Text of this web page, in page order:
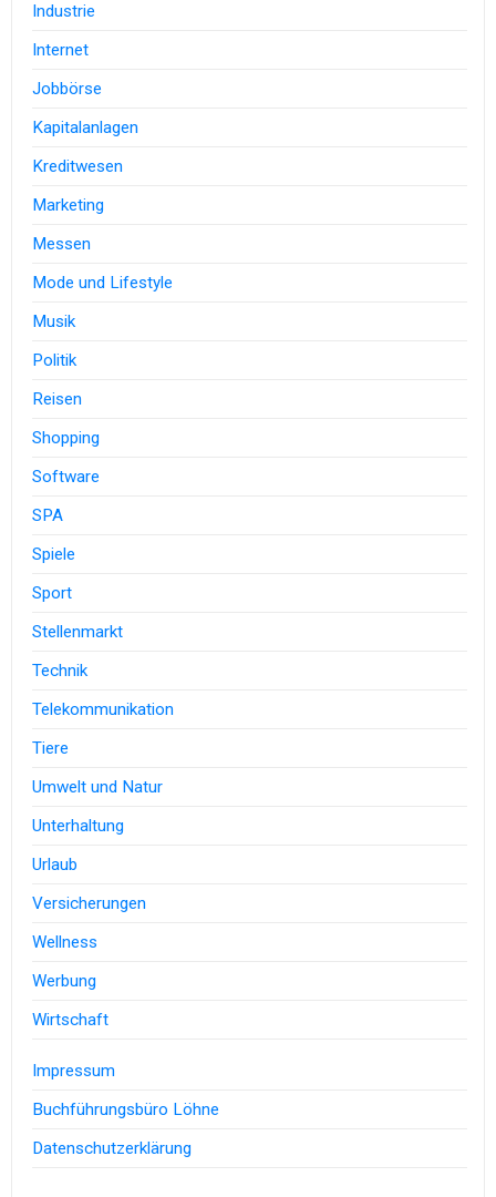
Industrie
Internet
Jobbörse
Kapitalanlagen
Kreditwesen
Marketing
Messen
Mode und Lifestyle
Musik
Politik
Reisen
Shopping
Software
SPA
Spiele
Sport
Stellenmarkt
Technik
Telekommunikation
Tiere
Umwelt und Natur
Unterhaltung
Urlaub
Versicherungen
Wellness
Werbung
Wirtschaft
Impressum
Buchführungsbüro Löhne
Datenschutzerklärung